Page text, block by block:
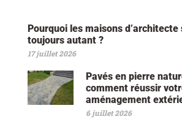
Pourquoi les maisons d’architecte
toujours autant ?
17 juillet 2026
Pavés en pierre
comment réussir
aménagement
6 juillet 2026